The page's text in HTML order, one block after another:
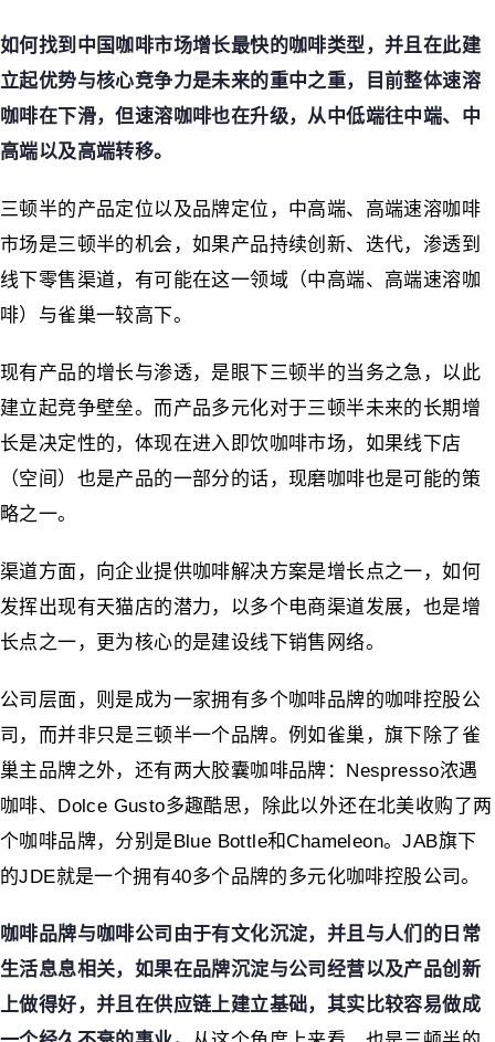
如何找到中国咖啡市场增长最快的咖啡类型，并且在此建
立起优势与核心竞争力是未来的重中之重，目前整体速溶
咖啡在下滑，但速溶咖啡也在升级，从中低端往中端、中
高端以及高端转移。
三顿半的产品定位以及品牌定位，中高端、高端速溶咖啡
市场是三顿半的机会，如果产品持续创新、迭代，渗透到
线下零售渠道，有可能在这一领域（中高端、高端速溶咖
啡）与雀巢一较高下。
现有产品的增长与渗透，是眼下三顿半的当务之急，以此
建立起竞争壁垒。而产品多元化对于三顿半未来的长期增
长是决定性的，体现在进入即饮咖啡市场，如果线下店
（空间）也是产品的一部分的话，现磨咖啡也是可能的策
略之一。
渠道方面，向企业提供咖啡解决方案是增长点之一，如何
发挥出现有天猫店的潜力，以多个电商渠道发展，也是增
长点之一，更为核心的是建设线下销售网络。
公司层面，则是成为一家拥有多个咖啡品牌的咖啡控股公
司，而并非只是三顿半一个品牌。例如雀巢，旗下除了雀
巢主品牌之外，还有两大胶囊咖啡品牌：Nespresso浓遇
咖啡、Dolce Gusto多趣酷思，除此以外还在北美收购了两
个咖啡品牌，分别是Blue Bottle和Chameleon。JAB旗下
的JDE就是一个拥有40多个品牌的多元化咖啡控股公司。
咖啡品牌与咖啡公司由于有文化沉淀，并且与人们的日常
生活息息相关，如果在品牌沉淀与公司经营以及产品创新
上做得好，并且在供应链上建立基础，其实比较容易做成